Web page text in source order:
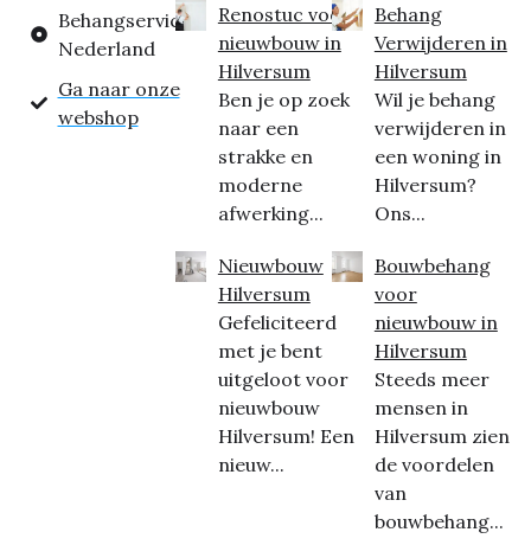
Behangservice
Nederland
Ga naar onze
webshop
Renostuc voor
nieuwbouw in
Hilversum
Ben je op zoek
naar een
strakke en
moderne
afwerking...
Nieuwbouw
Hilversum
Gefeliciteerd
met je bent
uitgeloot voor
nieuwbouw
Hilversum! Een
nieuw...
Behang
Verwijderen in
Hilversum
Wil je behang
verwijderen in
een woning in
Hilversum?
Ons...
Bouwbehang
voor
nieuwbouw in
Hilversum
Steeds meer
mensen in
Hilversum zien
de voordelen
van
bouwbehang...